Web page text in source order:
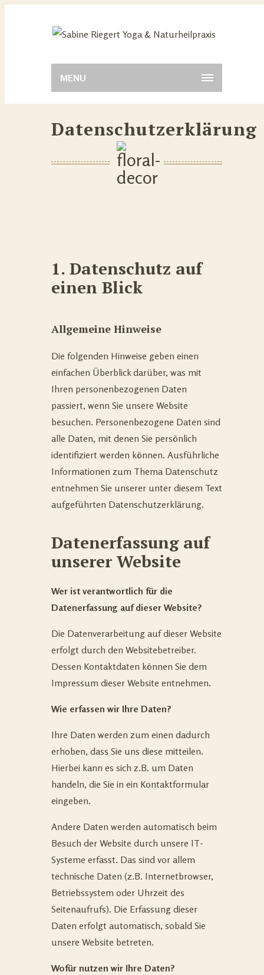
MENU
Datenschutzerklärung
1. Datenschutz auf
einen Blick
Allgemeine Hinweise
Die folgenden Hinweise geben einen
einfachen Überblick darüber, was mit
Ihren personenbezogenen Daten
passiert, wenn Sie unsere Website
besuchen. Personenbezogene Daten sind
alle Daten, mit denen Sie persönlich
identifiziert werden können. Ausführliche
Informationen zum Thema Datenschutz
entnehmen Sie unserer unter diesem Text
aufgeführten Datenschutzerklärung.
Datenerfassung auf
unserer Website
Wer ist verantwortlich für die
Datenerfassung auf dieser Website?
Die Datenverarbeitung auf dieser Website
erfolgt durch den Websitebetreiber.
Dessen Kontaktdaten können Sie dem
Impressum dieser Website entnehmen.
Wie erfassen wir Ihre Daten?
Ihre Daten werden zum einen dadurch
erhoben, dass Sie uns diese mitteilen.
Hierbei kann es sich z.B. um Daten
handeln, die Sie in ein Kontaktformular
eingeben.
Andere Daten werden automatisch beim
Besuch der Website durch unsere IT-
Systeme erfasst. Das sind vor allem
technische Daten (z.B. Internetbrowser,
Betriebssystem oder Uhrzeit des
Seitenaufrufs). Die Erfassung dieser
Daten erfolgt automatisch, sobald Sie
unsere Website betreten.
Wofür nutzen wir Ihre Daten?